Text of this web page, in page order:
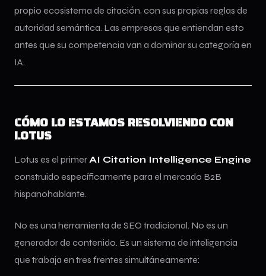
propio ecosistema de citación, con sus propias reglas de
autoridad semántica. Las empresas que entiendan esto
antes que su competencia van a dominar su categoría en
IA.
CÓMO LO ESTAMOS RESOLVIENDO CON
LOTUS
Lotus es el primerAI Citation Intelligence Engine
construido específicamente para el mercado B2B
hispanohablante.
No es una herramienta de SEO tradicional. No es un
generador de contenido. Es un sistema de inteligencia
que trabaja en tres frentes simultáneamente: